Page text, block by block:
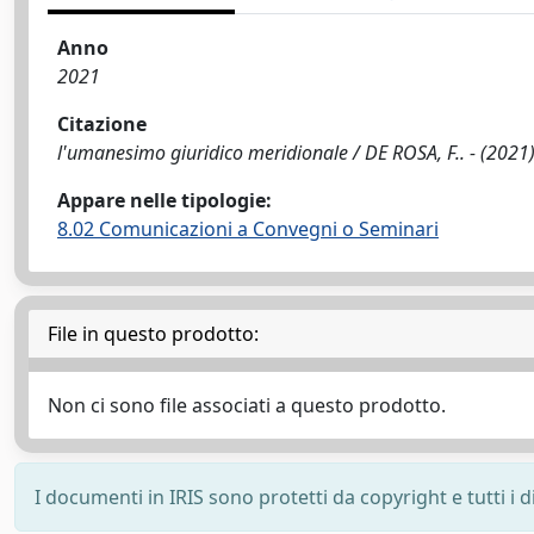
Anno
2021
Citazione
l'umanesimo giuridico meridionale / DE ROSA, F.. -
Appare nelle tipologie:
8.02 Comunicazioni a Convegni o Seminari
File in questo prodotto:
Non ci sono file associati a questo prodotto.
I documenti in IRIS sono protetti da copyright e tutti i